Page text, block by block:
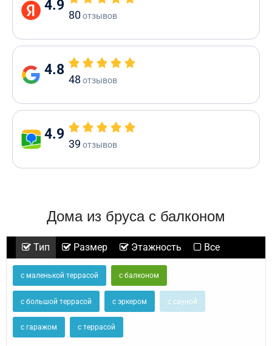
4.9
80отзывов
4.8
48 отзывов
4.9
39 отзывов
Дома из бруса с балконом
Тип Размер Этажность Все
с маленькой террасой с балконом
с большой террасой с эркером с сауной
с гаражом с террасой